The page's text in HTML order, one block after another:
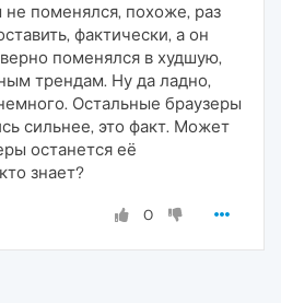
не поменялся, похоже, раз
фактически, а он
поменялся в худшую,
трендам. Ну да ладно,
Остальные браузеры
сильнее, это факт. Может
останется её
знает?
0